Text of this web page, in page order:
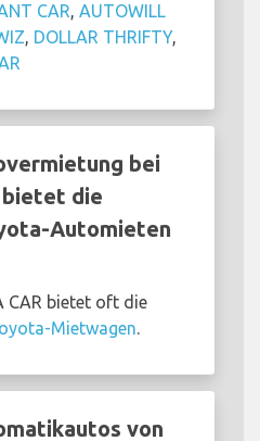
CAR, AUTOWILL
, DOLLAR THRIFTY,
bei
bietet die
Automieten
CAR bietet oft die
Mietwagen.
von